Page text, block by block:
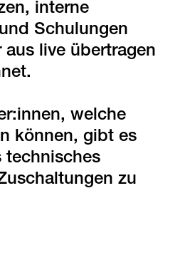
interne
Schulungen
live übertragen
welche
können, gibt es
technisches
zu